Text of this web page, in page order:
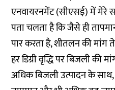
एनवायरनमेंट (सीएसई) में मेरे
पता चलता है कि जैसे ही
पार करता है, शीतलन की मांग
हर डिग्री वृद्धि पर बिजली की
अधिक बिजली उत्पादन के